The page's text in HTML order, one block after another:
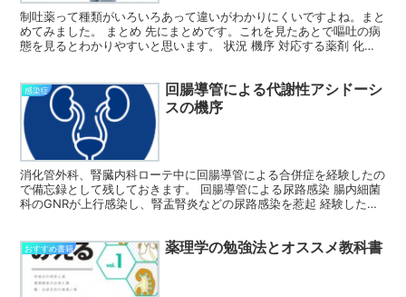
制吐薬って種類がいろいろあって違いがわかりにくいですよね。まと
めてみました。 まとめ 先にまとめです。これを見たあとで嘔吐の病
態を見るとわかりやすいと思います。 状況 機序 対応する薬剤 化学
感染症
回腸導管による代謝性アシドーシ
スの機序
消化管外科、腎臓内科ローテ中に回腸導管による合併症を経験したの
で備忘録として残しておきます。 回腸導管による尿路感染 腸内細菌
科のGNRが上行感染し、腎盂腎炎などの尿路感染を惹起 経験した症
おすすめ書籍 薬理学の勉強法とオススメ教科書